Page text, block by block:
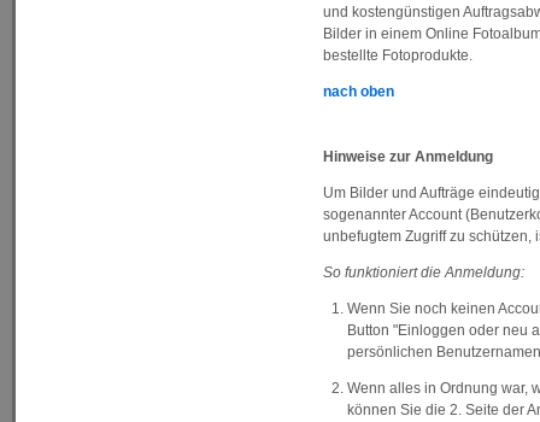
und kostengünstigen
Bilder in einem Online
bestellte Fotoprodukte.
nach oben
Hinweise zur Anmeldung
Um Bilder und Aufträge
sogenannter Account
unbefugtem Zugriff zu schützen,
So funktioniert die Anmeldung:
Wenn Sie noch keinen
Button "Einloggen oder neu
persönlichen
Wenn alles in Ordnung war,
können Sie die 2. Seite der